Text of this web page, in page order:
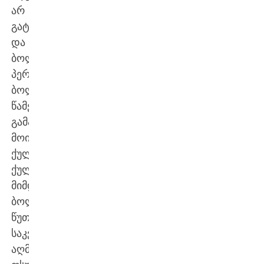
არ
გატყდნენ
და
ბოლო
პერიოდში,
ბოლო
წამებზე
გამარჯვება
მოიპოვეს.
ქულა-
ქულაში
მიმდინარე
ბოლო
წუთზე
საკვანძო
აღმოჩნდა